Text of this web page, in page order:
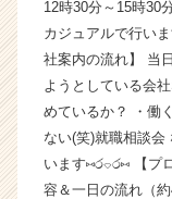
12時30分～15時30
カジュアルで行い
社案内の流れ】 当
ようとしている会
めているか？ ・働
ない(笑)就職相談会
います⑅ර⌔ර⑅ 【プ
容＆一日の流れ（